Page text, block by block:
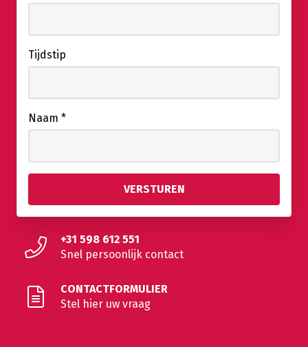
Tijdstip
Naam *
+31 598 612 551
Snel persoonlijk contact
CONTACTFORMULIER
Stel hier uw vraag